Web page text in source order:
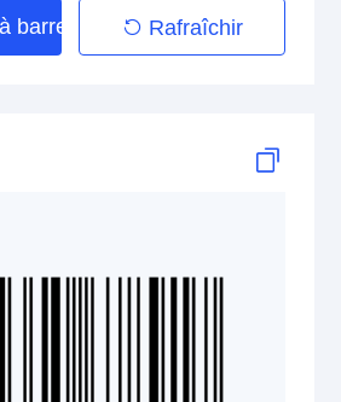
barres Rafraîchir